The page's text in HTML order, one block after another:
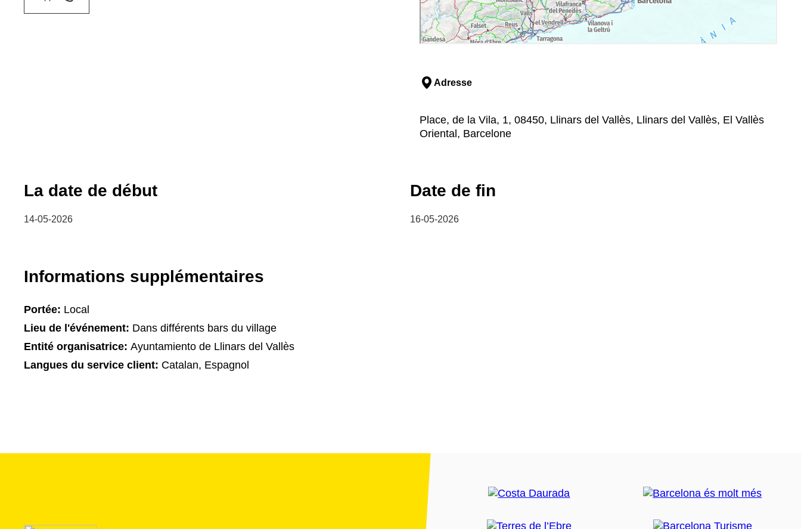
Adresse
Place, de la Vila, 1, 08450, Llinars del Vallès, Llinars del Vallès, El Vallès
Oriental, Barcelone
La date de début
14-05-2026
Date de fin
16-05-2026
Informations supplémentaires
Portée: Local
Lieu de l'événement: Dans différents bars du village
Entité organisatrice: Ayuntamiento de Llinars del Vallès
Langues du service client: Catalan, Espagnol